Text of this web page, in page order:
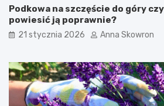
Podkowa na szczęście do góry czy
powiesić ją poprawnie?
21 stycznia 2026 Anna Skowron